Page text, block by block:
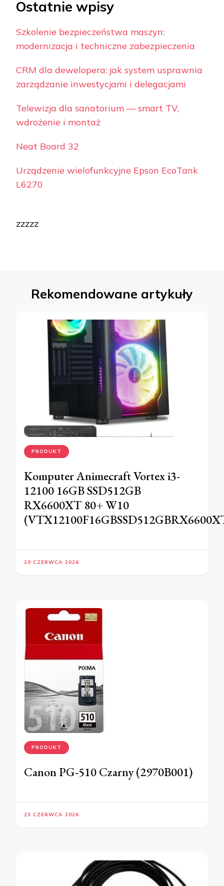
Ostatnie wpisy
Szkolenie bezpieczeństwa maszyn:
modernizacja i techniczne zabezpieczenia
CRM dla dewelopera: jak system usprawnia
zarządzanie inwestycjami i delegacjami
Telewizja dla sanatorium — smart TV,
wdrożenie i montaż
Neat Board 32
Urządzenie wielofunkcyjne Epson EcoTank
L6270
zzzzz
Rekomendowane artykuły
PRODUKT
Komputer Animecraft Vortex i3-
12100 16GB SSD512GB
RX6600XT 80+ W10
20 CZERWCA 2026
PRODUKT
Canon PG-510 Czarny (2970B001)
23 CZERWCA 2026